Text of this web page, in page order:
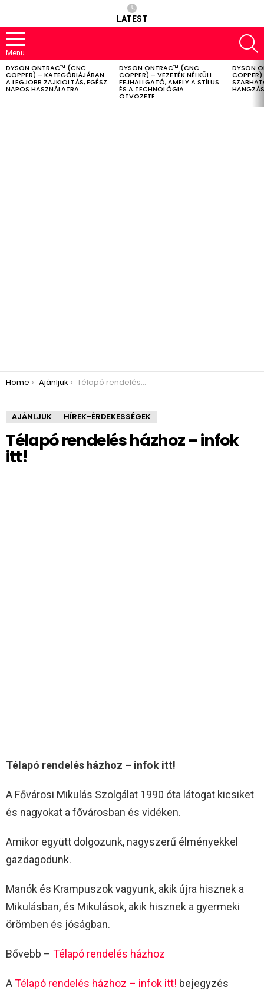
LATEST
Menu
LATEST
STORIES
DYSON ONTRAC™ (CNC
COPPER) – KATEGÓRIÁJÁBAN
A LEGJOBB ZAJKIOLTÁS, EGÉSZ
NAPOS HASZNÁLATRA
DYSON ONTRAC™ (CNC
COPPER) – VEZETÉK NÉLKÜLI
FEJHALLGATÓ, AMELY A STÍLUS
ÉS A TECHNOLÓGIA
ÖTVÖZETE
DYSON
COPPER)
You are here:
Home Ajánljuk Télapó rendelés házhoz – infok itt!
AJÁNLJUK HÍREK-ÉRDEKESSÉGEK
Télapó rendelés házhoz – infok
itt!
Télapó rendelés házhoz – infok itt!
A Fővárosi Mikulás Szolgálat 1990 óta látogat kicsiket
és nagyokat a fővárosban és vidéken.
Amikor együtt dolgozunk, nagyszerű élményekkel
gazdagodunk.
Manók és Krampuszok vagyunk, akik újra hisznek a
Mikulásban, és Mikulások, akik hisznek a gyermeki
örömben és jóságban.
Bővebb – Télapó rendelés házhoz
ATélapó rendelés házhoz – infok itt! bejegyzés